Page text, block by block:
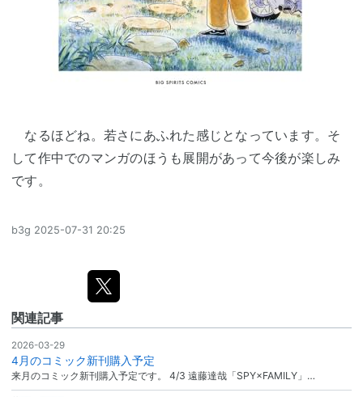
なるほどね。若さにあふれた感じとなっています。そ
して作中でのマンガのほうも展開があって今後が楽しみ
です。
b3g 2025-07-31 20:25
関連記事
2026-03-29
4月のコミック新刊購入予定
来月のコミック新刊購入予定です。 4/3 遠藤達哉「SPY×FAMILY」…